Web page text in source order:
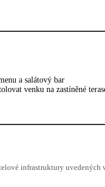
a salátový bar
venku na zastíněné
infrastruktury uvedených